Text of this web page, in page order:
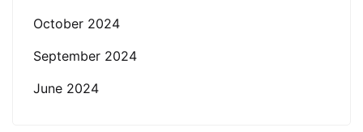
October 2024
September 2024
June 2024